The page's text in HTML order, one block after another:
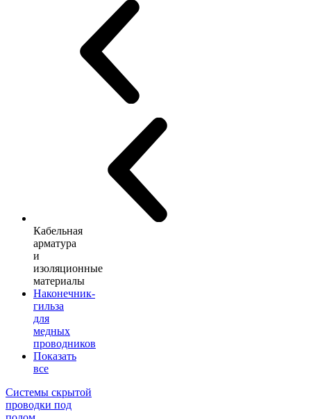
Кабельная
арматура
и
изоляционные
материалы
Наконечник-
гильза
для
медных
проводников
Показать
все
Системы скрытой
проводки под